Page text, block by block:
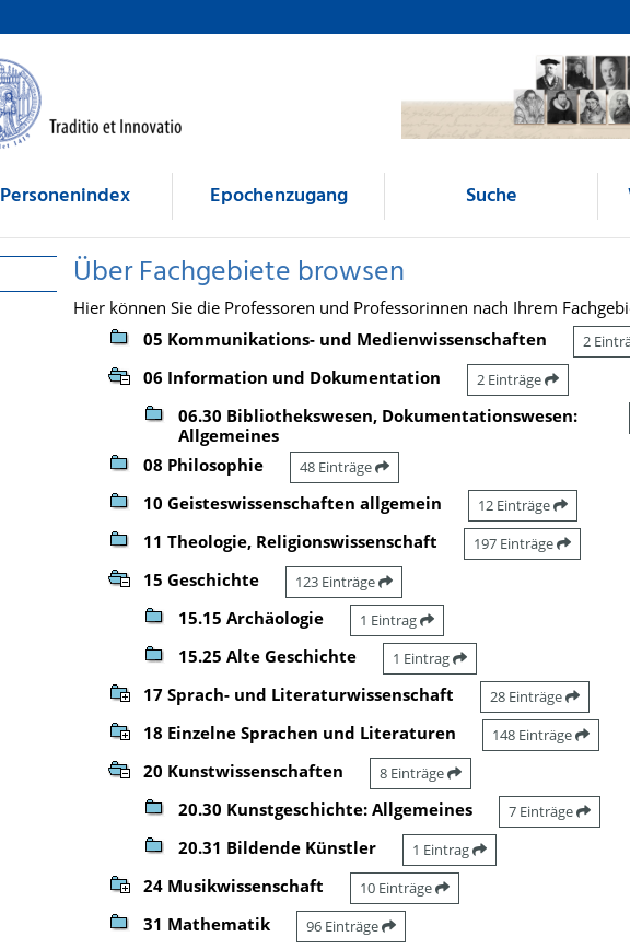
Personenindex Epochenzugang Suche
Über Fachgebiete browsen
Hier können Sie die Professoren und Professorinnen nach Ihrem
05 Kommunikations- und Medienwissenschaften
2
06 Information und Dokumentation 2 Einträge
06.30 Bibliothekswesen, Dokumentationswesen:
Allgemeines
08 Philosophie 48 Einträge
10 Geisteswissenschaften allgemein 12 Einträge
11 Theologie, Religionswissenschaft 197 Einträge
15 Geschichte 123 Einträge
15.15 Archäologie 1 Eintrag
15.25 Alte Geschichte 1 Eintrag
17 Sprach- und Literaturwissenschaft 28 Einträge
18 Einzelne Sprachen und Literaturen 148 Einträge
20 Kunstwissenschaften 8 Einträge
20.30 Kunstgeschichte: Allgemeines 7 Einträge
20.31 Bildende Künstler 1 Eintrag
24 Musikwissenschaft 10 Einträge
31 Mathematik 96 Einträge